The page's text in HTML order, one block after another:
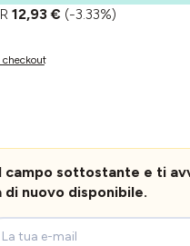
12,93 € (-3.33%)
checkout
campo sottostante e ti
nuovo disponibile.
tua e-mail